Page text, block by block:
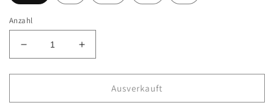
Anzahl
Verringere
die
Menge
Oversize
Erhöhe
die
Menge
Oversize
Ausverkauft